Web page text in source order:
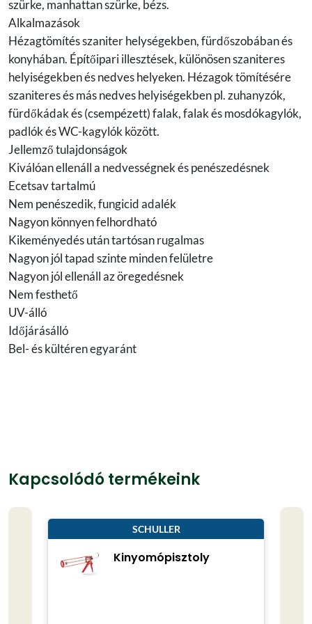
szürke, manhattan szürke, bézs.
Alkalmazások
Hézagtömítés szaniter helységekben, fürdőszobában és
konyhában. Építőipari illesztések, különösen szaniteres
helyiségekben és nedves helyeken. Hézagok tömítésére
szaniteres és más nedves helyiségekben pl. zuhanyzók,
fürdőkádak és (csempézett) falak, falak és mosdókagylók,
padlók és WC-kagylók között.
Jellemző tulajdonságok
Kiválóan ellenáll a nedvességnek és penészedésnek
Ecetsav tartalmú
Nem penészedik, fungicid adalék
Nagyon könnyen felhordható
Kikeményedés után tartósan rugalmas
Nagyon jól tapad szinte minden felületre
Nagyon jól ellenáll az öregedésnek
Nem festhető
UV-álló
Időjárásálló
Bel- és kültéren egyaránt
Kapcsolódó termékeink
SCHULLER
Kinyomópisztoly